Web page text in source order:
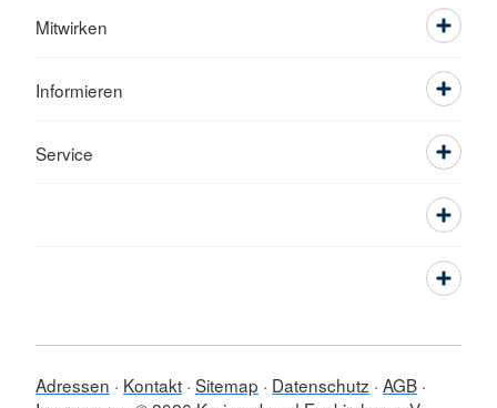
Mitwirken
Informieren
Service
Adressen Kontakt Sitemap Datenschutz AGB